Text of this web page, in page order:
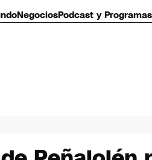
NegociosPodcast y